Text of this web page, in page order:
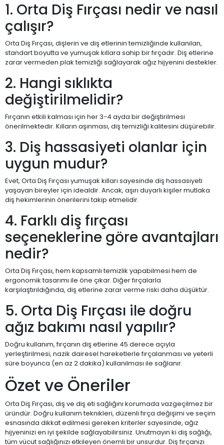
1. Orta Diş Fırçası nedir ve nasıl
çalışır?
Orta Diş Fırçası, dişlerin ve diş etlerinin temizliğinde kullanılan,
standart boyutta ve yumuşak kıllara sahip bir fırçadır. Diş etlerine
zarar vermeden plak temizliği sağlayarak ağız hijyenini destekler.
2. Hangi sıklıkta
değiştirilmelidir?
Fırçanın etkili kalması için her 3-4 ayda bir değiştirilmesi
önerilmektedir. Kılların aşınması, diş temizliği kalitesini düşürebilir.
3. Diş hassasiyeti olanlar için
uygun mudur?
Evet, Orta Diş Fırçası yumuşak kılları sayesinde diş hassasiyeti
yaşayan bireyler için idealdir. Ancak, aşırı duyarlı kişiler mutlaka
diş hekimlerinin önerilerini takip etmelidir.
4. Farklı diş fırçası
seçeneklerine göre avantajları
nedir?
Orta Diş Fırçası, hem kapsamlı temizlik yapabilmesi hem de
ergonomik tasarımı ile öne çıkar. Diğer fırçalarla
karşılaştırıldığında, diş etlerine zarar verme riski daha düşüktür.
5. Orta Diş Fırçası ile doğru
ağız bakımı nasıl yapılır?
Doğru kullanım, fırçanın diş etlerine 45 derece açıyla
yerleştirilmesi, nazik dairesel hareketlerle fırçalanması ve yeterli
süre boyunca (en az 2 dakika) kullanılması ile sağlanır.
Özet ve Öneriler
Orta Diş Fırçası, diş ve diş eti sağlığını korumada vazgeçilmez bir
üründür. Doğru kullanım teknikleri, düzenli fırça değişimi ve seçim
esnasında dikkat edilmesi gereken kriterler sayesinde, ağız
hijyeninizi en iyi şekilde sağlayabilirsiniz. Unutmayın ki diş sağlığı,
tüm vücut sağlığınızı etkileyen önemli bir unsurdur. Diş fırçanızı